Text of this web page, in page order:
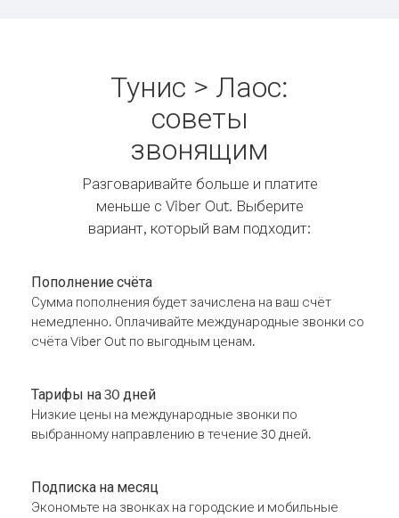
Тунис > Лаос:
советы
звонящим
Разговаривайте больше и платите
меньше с Viber Out. Выберите
вариант, который вам подходит:
Пополнение счёта
Сумма пополнения будет зачислена на ваш счёт
немедленно. Оплачивайте международные звонки со
счёта Viber Out по выгодным ценам.
Тарифы на 30 дней
Низкие цены на международные звонки по
выбранному направлению в течение 30 дней.
Подписка на месяц
Экономьте на звонках на городские и мобильные